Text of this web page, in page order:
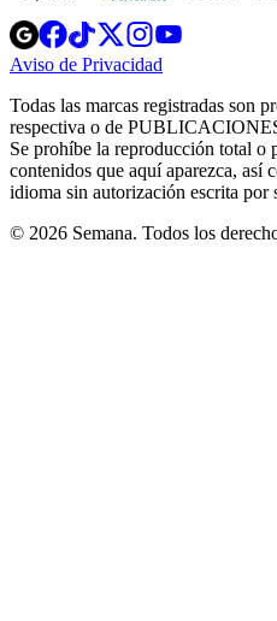
Opens
in
new
Opens
in
new
Opens
in
new
window
Opens
new
windowwindow
Aviso de Privacidad
new
window
Todas las marcas registradas son
respectiva o de
Se prohíbe la reproducción total o
contenidos que aquí aparezca, así
idioma sin autorización escrita por
© 2026 Semana. Todos los